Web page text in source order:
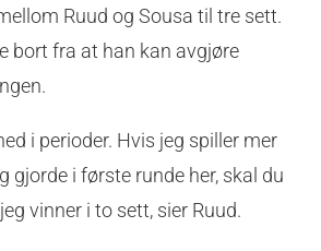
Ruud og Sousa til tre sett.
bort fra at han kan avgjøre
i perioder. Hvis jeg spiller mer
gjorde i første runde her, skal du
vinner i to sett, sier Ruud.